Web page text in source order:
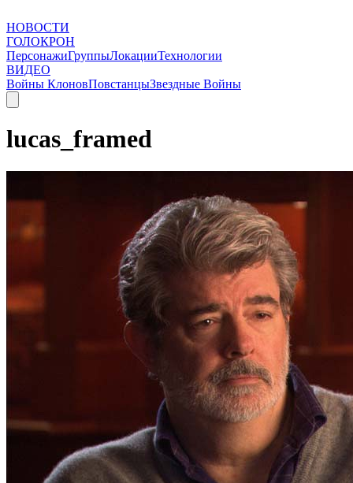
НОВОСТИ
ГОЛОКРОН
ПерсонажиГруппыЛокацииТехнологии
ВИДЕО
Войны КлоновПовстанцыЗвездные Войны
lucas_framed